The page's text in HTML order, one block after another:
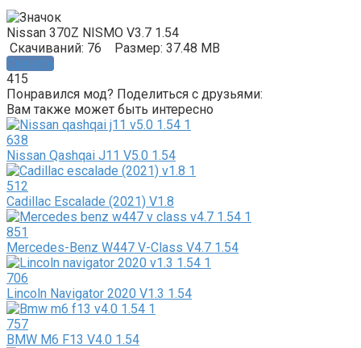
Nissan 370Z NISMO V3.7 1.54
Скачиваний: 76
Размер: 37.48 MB
Скачать
415
Понравился мод? Поделиться с друзьями:
Вам также может быть интересно
638
Nissan Qashqai J11 V5.0 1.54
512
Cadillac Escalade (2021) V1.8
851
Mercedes-Benz W447 V-Class V4.7 1.54
706
Lincoln Navigator 2020 V1.3 1.54
757
BMW M6 F13 V4.0 1.54